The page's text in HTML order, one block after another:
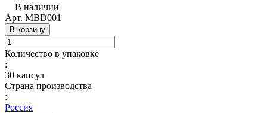
В наличии
Арт. MBD001
В корзину
Количество в упаковке
:
30 капсул
Страна производства
:
Россия